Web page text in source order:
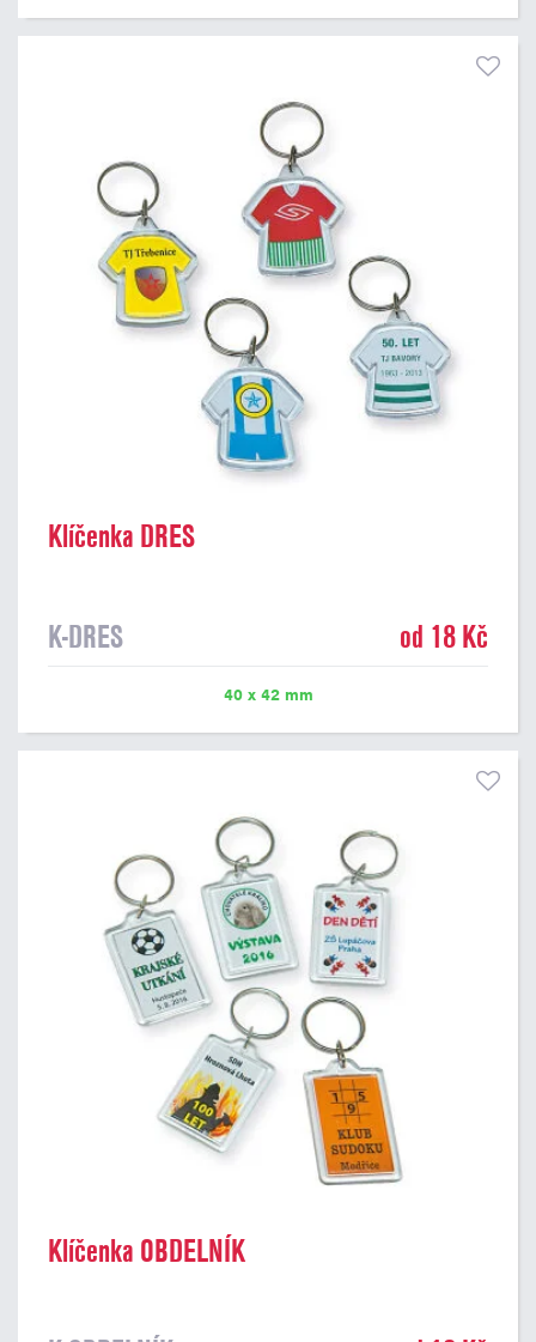
Klíčenka DRES
K-DRES od 18 Kč
40 x 42 mm
Klíčenka OBDELNÍK